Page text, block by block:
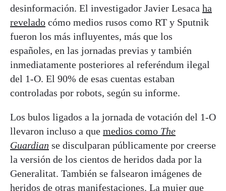
desinformación. El investigador Javier Lesaca ha
revelado cómo medios rusos como RT y Sputnik
fueron los más influyentes, más que los
españoles, en las jornadas previas y también
inmediatamente posteriores al referéndum ilegal
del 1-O. El 90% de esas cuentas estaban
controladas por robots, según su informe.
Los bulos ligados a la jornada de votación del 1-O
llevaron incluso a que medios como The
Guardian se disculparan públicamente por creerse
la versión de los cientos de heridos dada por la
Generalitat. También se falsearon imágenes de
heridos de otras manifestaciones. La mujer que